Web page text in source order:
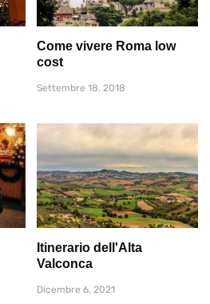
Come vivere Roma low
cost
Settembre 18, 2018
Itinerario dell'Alta
Valconca
Dicembre 6, 2021